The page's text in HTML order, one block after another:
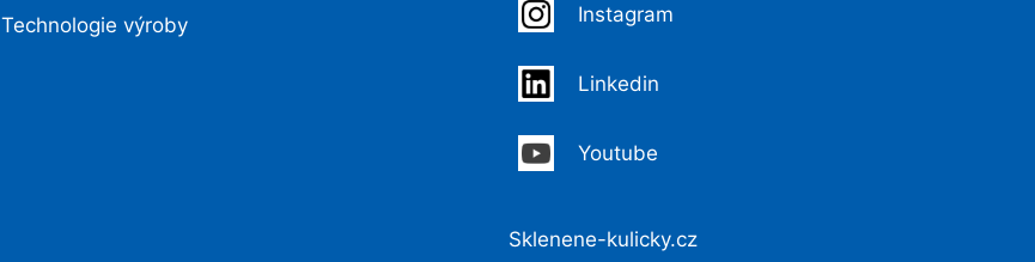
Technologie výroby
Instagram
Linkedin
Youtube
Sklenene-kulicky.cz